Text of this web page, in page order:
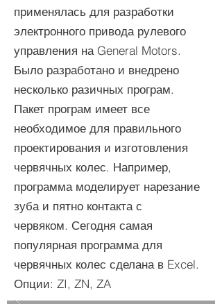
применялась для разработки
электронного привода рулевого
управления на General Motors.
Было разработано и внедрено
несколько разичных програм.
Пакет програм имеет все
необходимое для правильного
проектирования и изготовления
червячных колес. Например,
программа моделирует нарезание
зуба и пятно контакта с
червяком. Сегодня самая
популярная программа для
червячных колес сделана в Excel.
Опции: ZI, ZN, ZA